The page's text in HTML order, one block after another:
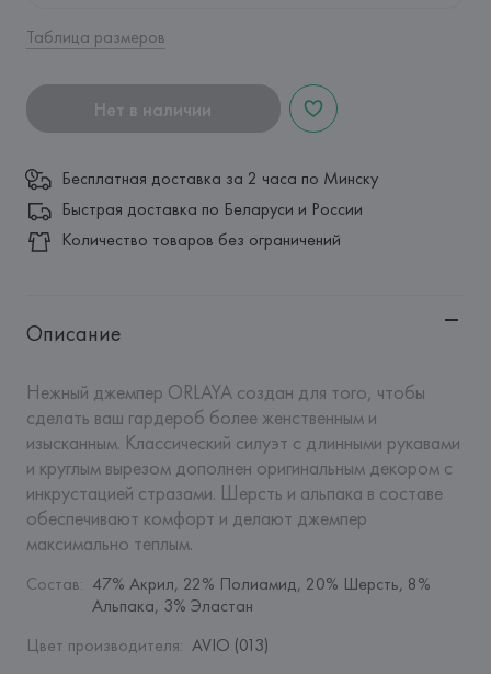
Таблица размеров
Нет в наличии
Бесплатная доставка за 2 часа по Минску
Быстрая доставка по Беларуси и России
Количество товаров без ограничений
Описание
Нежный джемпер ORLAYA создан для того, чтобы
сделать ваш гардероб более женственным и
изысканным. Классический силуэт с длинными рукавами
и круглым вырезом дополнен оригинальным декором с
инкрустацией стразами. Шерсть и альпака в составе
обеспечивают комфорт и делают джемпер
максимально теплым.
Состав: 47% Акрил, 22% Полиамид, 20% Шерсть, 8%
Альпака, 3% Эластан
Цвет производителя: AVIO (013)